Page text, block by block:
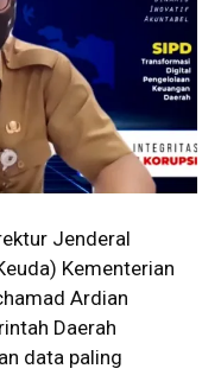
Jenderal
Kementerian
Ardian
Daerah
data paling